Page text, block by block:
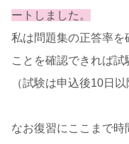
ートしました。
私は問題集の正答率を
ことを確認できれば
（試験は申込後10日以
なお復習にここまで